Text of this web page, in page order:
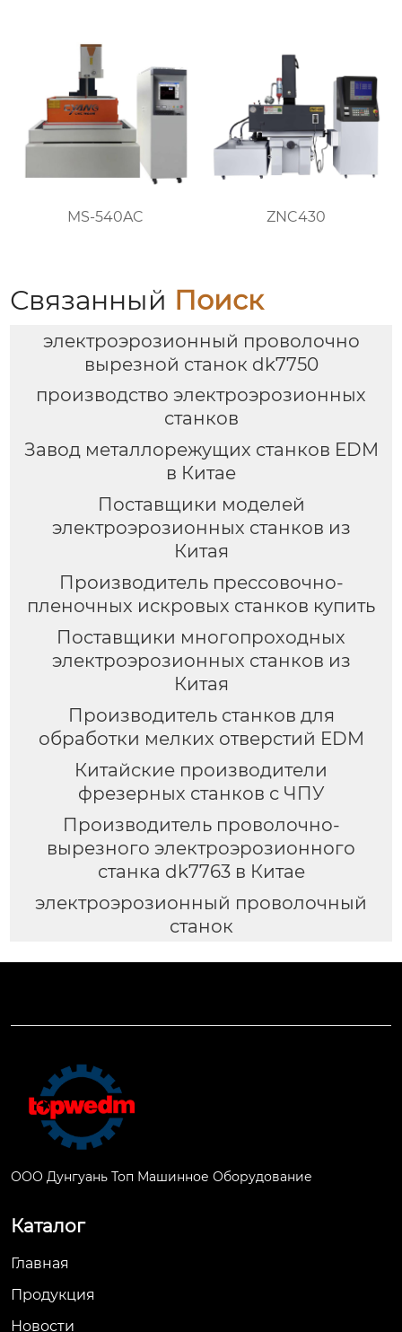
MS-540AC ZNC430
Связанный Поиск
электроэрозионный проволочно
вырезной станок dk7750
производство электроэрозионных
станков
Завод металлорежущих станков EDM
в Китае
Поставщики моделей
электроэрозионных станков из
Китая
Производитель прессовочно-
пленочных искровых станков купить
Поставщики многопроходных
электроэрозионных станков из
Китая
Производитель станков для
обработки мелких отверстий EDM
Китайские производители
фрезерных станков с ЧПУ
Производитель проволочно-
вырезного электроэрозионного
станка dk7763 в Китае
электроэрозионный проволочный
станок
ООО Дунгуань Топ Машинное Оборудование
Каталог
Главная
Продукция
Новости